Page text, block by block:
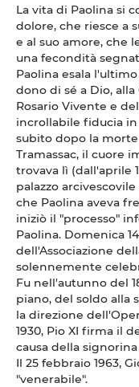
La vita di Paolina si
dolore, che riesce a
e al suo amore, che
una fecondità
Paolina esala
dono di sé a Dio, alla
Rosario Vivente e
incrollabile fiducia in
subito dopo la
Tramassac, il cuore
trovava lì (dall'aprile
palazzo
che Paolina aveva
iniziò il "processo"
Paolina. Domenica
dell'Associazione
solennemente
Fu nell'autunno del
piano, del soldo alla
la direzione
1930, Pio XI firma il
causa della
Il 25 febbraio 1963,
"venerabile".